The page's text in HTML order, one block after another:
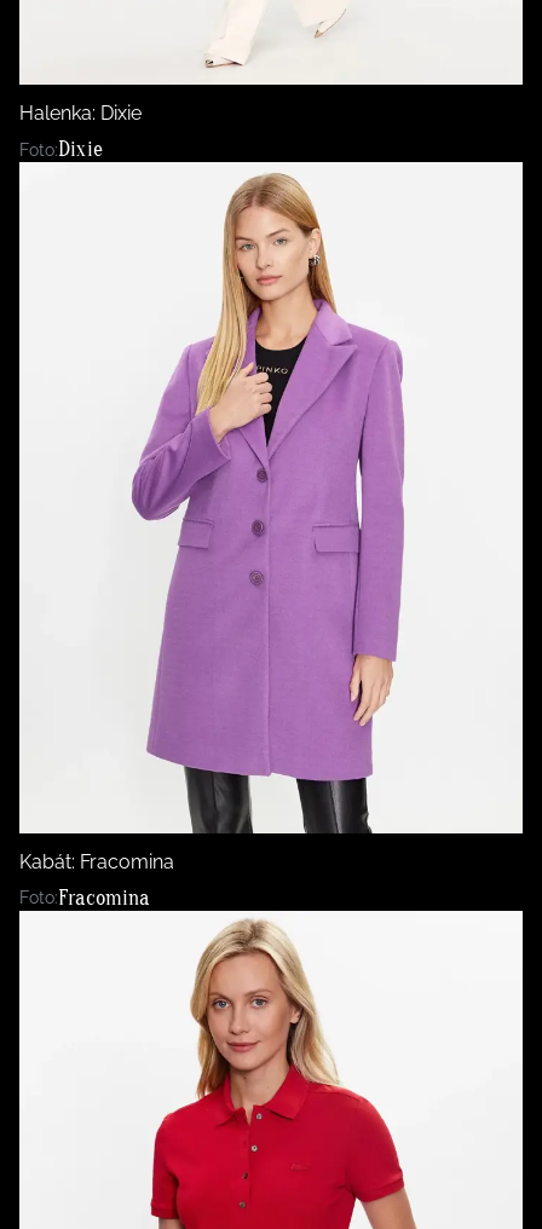
Halenka: Dixie
Foto:Dixie
Kabát: Fracomina
Foto:Fracomina